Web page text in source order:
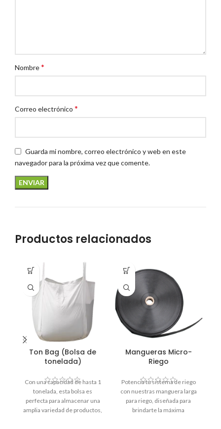
Nombre*
Correo electrónico *
Guarda mi nombre, correo electrónico y web en este
navegador para la próxima vez que comente.
Productos relacionados
Ton Bag (Bolsa de
tonelada)
Con una capacidad de hasta 1
tonelada, esta bolsa es
perfecta para almacenar una
amplia variedad de productos,
Mangueras Micro-
Riego
Potencia tu sistema de riego
con nuestras manguera larga
para riego, diseñada para
brindarte la máxima